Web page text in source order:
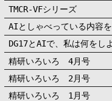
TMCR-VFシリーズ
AIとしゃべっている内容
DG17とAIで、私は何をし
精研いろいろ 4月号
精研いろいろ 2月号
精研いろいろ 1月号